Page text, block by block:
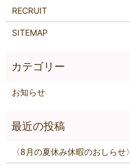
RECRUIT
SITEMAP
お知らせ
〈8月の夏休み休暇のおしらせ〉